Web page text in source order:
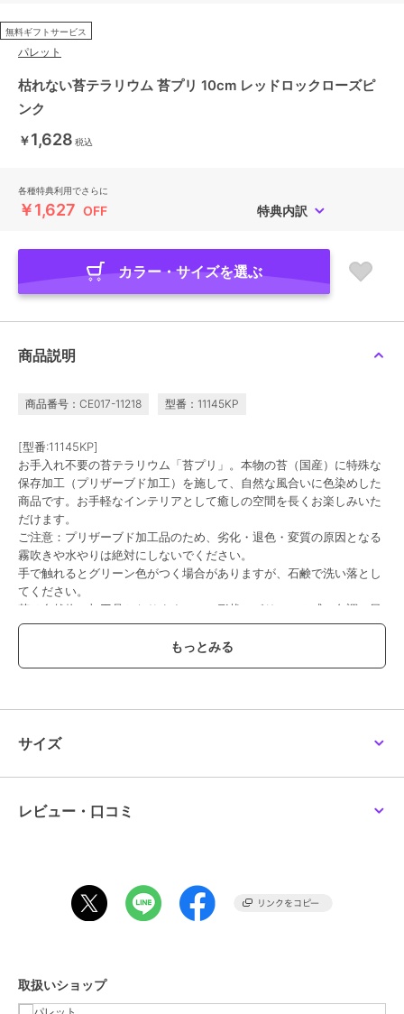
無料ギフトサービス
パレット
枯れない苔テラリウム 苔プリ 10cm レッドロックローズピ
ンク
￥1,628 税込
各種特典利用でさらに
￥1,627 OFF 特典内訳
カラー・サイズを選ぶ
商品説明
商品番号：CE017-11218 型番：11145KP
[型番:11145KP]
お手入れ不要の苔テラリウム「苔プリ」。本物の苔（国産）に特殊な
保存加工（プリザーブド加工）を施して、自然な風合いに色染めした
商品です。お手軽なインテリアとして癒しの空間を長くお楽しみいた
だけます。
ご注意：プリザーブド加工品のため、劣化・退色・変質の原因となる
霧吹きや水やりは絶対にしないでください。
手で触れるとグリーン色がつく場合がありますが、石鹸で洗い落とし
てください。
苔は自然物の加工品となりますので、形状・ボリューム感・色調・風
合い等の個体差がございます。
また採取場所により他の苔が若干混じり合う場合もあります。苔に
は、土・木片・枯葉・小石・埃等の付着・混入がございます。
している石、ウッドチップ、砂 利、流木は自然物につき個体差があり
ます。
一緒に過ごしませんか？
AppStore、GooglePlayから「ハナノヒBe」と検索でアプリをダウン
ロード出来ます。
サイズ
レビュー・口コミ
取扱いショップ